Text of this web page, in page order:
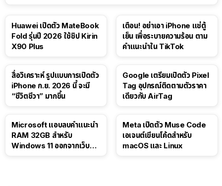
Huawei เปิดตัว MateBook
Fold รุ่นปี 2026 ใช้ชิป Kirin
X90 Plus
เตือน! อย่าเอา iPhone แช่ตู้
เย็น เพื่อระบายความร้อน ตาม
คำแนะนำใน TikTok
สื่อวิเคราะห์ รูปแบบการเปิดตัว
iPhone ก.ย. 2026 นี้ จะมี
“ชีวิตชีวา” มากขึ้น
Google เตรียมเปิดตัว Pixel
Tag อุปกรณ์ติดตามตัวราคา
เดียวกับ AirTag
Microsoft แอบลบคำแนะนำ
RAM 32GB สำหรับ
Windows 11 ออกจากเว็บตัว
Meta เปิดตัว Muse Code
เอเจนต์เขียนโค้ดสำหรับ
macOS และ Linux